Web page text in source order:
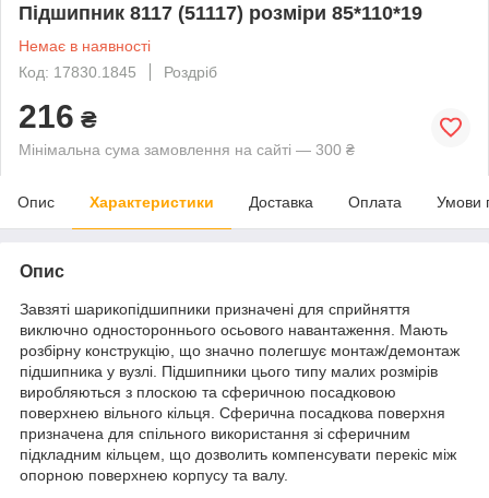
Підшипник 8117 (51117) розміри 85*110*19
Немає в наявності
Код: 17830.1845
Роздріб
216 ₴
Мінімальна сума замовлення на сайті — 300 ₴
Опис Характеристики Доставка Оплата Умови
Опис
Завзяті шарикопідшипники призначені для сприйняття
виключно одностороннього осьового навантаження. Мають
розбірну конструкцію, що значно полегшує монтаж/демонтаж
підшипника у вузлі. Підшипники цього типу малих розмірів
виробляються з плоскою та сферичною посадковою
поверхнею вільного кільця. Сферична посадкова поверхня
призначена для спільного використання зі сферичним
підкладним кільцем, що дозволить компенсувати перекіс між
опорною поверхнею корпусу та валу.